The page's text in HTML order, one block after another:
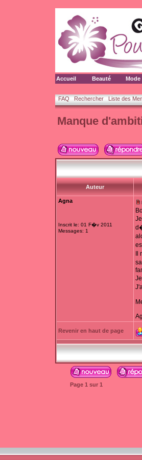
Accueil Beauté Mode
FAQ Rechercher Liste des
Manque
Auteur
Agna
Inscrit le: 01 F�v 2011
Messages: 1
Revenir en haut de page
Page 1 sur 1